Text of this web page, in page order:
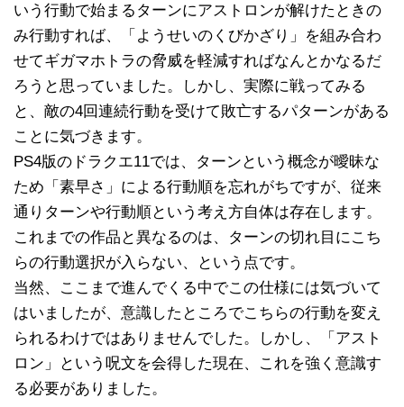
いう行動で始まるターンにアストロンが解けたときの
み行動すれば、「ようせいのくびかざり」を組み合わ
せてギガマホトラの脅威を軽減すればなんとかなるだ
ろうと思っていました。しかし、実際に戦ってみる
と、敵の4回連続行動を受けて敗亡するパターンがある
ことに気づきます。
PS4版のドラクエ11では、ターンという概念が曖昧な
ため「素早さ」による行動順を忘れがちですが、従来
通りターンや行動順という考え方自体は存在します。
これまでの作品と異なるのは、ターンの切れ目にこち
らの行動選択が入らない、という点です。
当然、ここまで進んでくる中でこの仕様には気づいて
はいましたが、意識したところでこちらの行動を変え
られるわけではありませんでした。しかし、「アスト
ロン」という呪文を会得した現在、これを強く意識す
る必要がありました。